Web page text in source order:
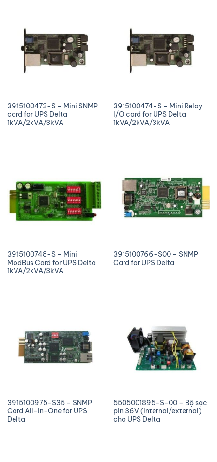
3915100473-S – Mini SNMP
card for UPS Delta
1kVA/2kVA/3kVA
3915100474-S – Mini Relay
I/O card for UPS Delta
1kVA/2kVA/3kVA
3915100748-S – Mini
ModBus Card for UPS Delta
1kVA/2kVA/3kVA
3915100766-S00 – SNMP
Card for UPS Delta
3915100975-S35 – SNMP
Card All-in-One for UPS
Delta
5505001895-S-00 – Bộ sạc
pin 36V (internal/external)
cho UPS Delta